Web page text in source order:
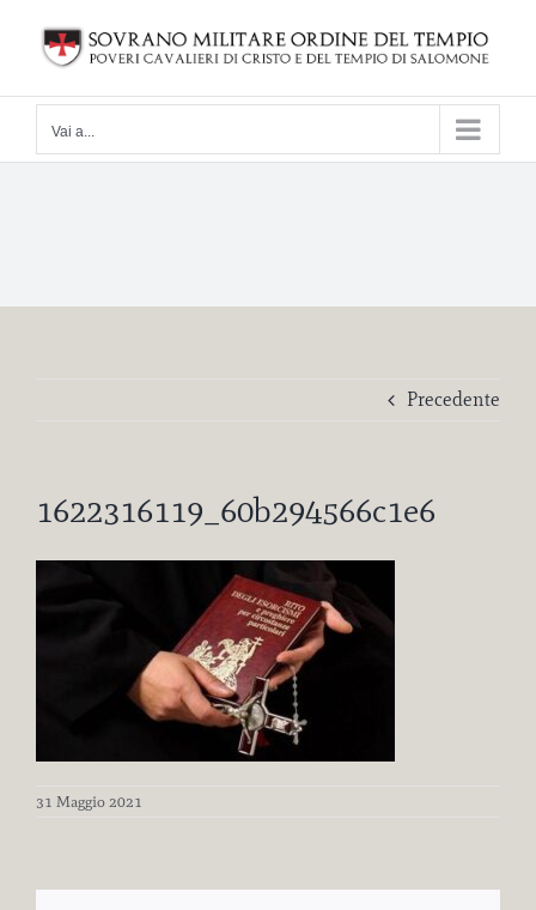
contenuto
Vai a...
Precedente
1622316119_60b294566c1e6
31 Maggio 2021